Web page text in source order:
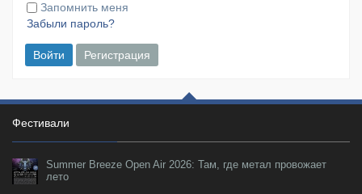
Запомнить меня
Забыли пароль?
Войти Регистрация
Фестивали
Summer Breeze Open Air 2026: Там, где метал провожает
лето